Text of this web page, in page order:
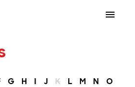
G H I J K L M N O